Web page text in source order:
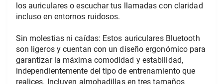
los auriculares o escuchar tus llamadas con claridad
incluso en entornos ruidosos.
Sin molestias ni caídas: Estos auriculares Bluetooth
son ligeros y cuentan con un diseño ergonómico para
garantizar la máxima comodidad y estabilidad,
independientemente del tipo de entrenamiento que
realices. Incluyen almohadillas en tres tamaños